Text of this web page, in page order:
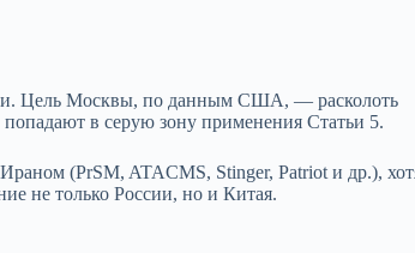
Цель Москвы, по данным США, — расколоть
в серую зону применения Статьи 5.
(PrSM, ATACMS, Stinger, Patriot и др.),
не только России, но и Китая.